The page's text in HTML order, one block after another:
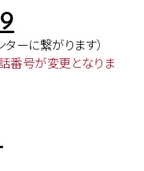
ターに繋がります）
番号が変更となりま